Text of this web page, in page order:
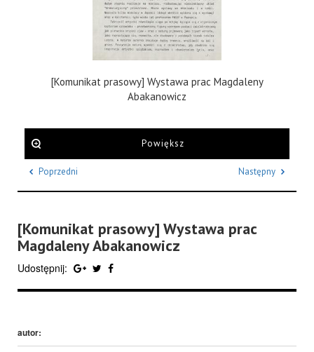
[Komunikat prasowy] Wystawa prac Magdaleny
Abakanowicz
Powiększ
Poprzedni Następny
[Komunikat prasowy] Wystawa prac
Magdaleny Abakanowicz
Udostępnij:
autor: